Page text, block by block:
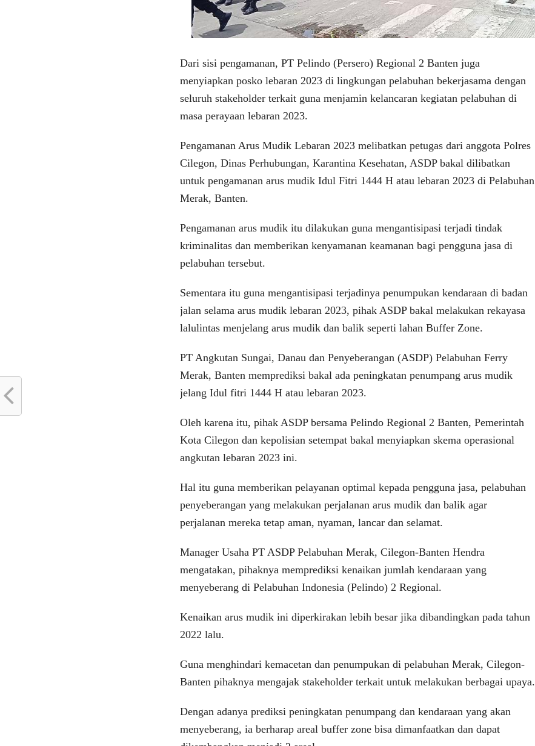
Dari sisi pengamanan, PT Pelindo (Persero) Regional 2 Banten juga
menyiapkan posko lebaran 2023 di lingkungan pelabuhan bekerjasama dengan
seluruh stakeholder terkait guna menjamin kelancaran kegiatan pelabuhan di
masa perayaan lebaran 2023.
Pengamanan Arus Mudik Lebaran 2023 melibatkan petugas dari anggota Polres
Cilegon, Dinas Perhubungan, Karantina Kesehatan, ASDP bakal dilibatkan
untuk pengamanan arus mudik Idul Fitri 1444 H atau lebaran 2023 di Pelabuhan
Merak, Banten.
Pengamanan arus mudik itu dilakukan guna mengantisipasi terjadi tindak
kriminalitas dan memberikan kenyamanan keamanan bagi pengguna jasa di
pelabuhan tersebut.
Sementara itu guna mengantisipasi terjadinya penumpukan kendaraan di badan
jalan selama arus mudik lebaran 2023, pihak ASDP bakal melakukan rekayasa
lalulintas menjelang arus mudik dan balik seperti lahan Buffer Zone.
PT Angkutan Sungai, Danau dan Penyeberangan (ASDP) Pelabuhan Ferry
Merak, Banten memprediksi bakal ada peningkatan penumpang arus mudik
jelang Idul fitri 1444 H atau lebaran 2023.
Oleh karena itu, pihak ASDP bersama Pelindo Regional 2 Banten, Pemerintah
Kota Cilegon dan kepolisian setempat bakal menyiapkan skema operasional
angkutan lebaran 2023 ini.
Hal itu guna memberikan pelayanan optimal kepada pengguna jasa, pelabuhan
penyeberangan yang melakukan perjalanan arus mudik dan balik agar
perjalanan mereka tetap aman, nyaman, lancar dan selamat.
Manager Usaha PT ASDP Pelabuhan Merak, Cilegon-Banten Hendra
mengatakan, pihaknya memprediksi kenaikan jumlah kendaraan yang
menyeberang di Pelabuhan Indonesia (Pelindo) 2 Regional.
Kenaikan arus mudik ini diperkirakan lebih besar jika dibandingkan pada tahun
2022 lalu.
Guna menghindari kemacetan dan penumpukan di pelabuhan Merak, Cilegon-
Banten pihaknya mengajak stakeholder terkait untuk melakukan berbagai upaya.
Dengan adanya prediksi peningkatan penumpang dan kendaraan yang akan
menyeberang, ia berharap areal buffer zone bisa dimanfaatkan dan dapat